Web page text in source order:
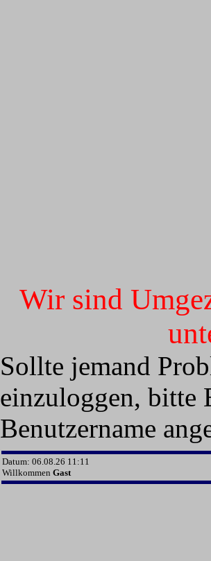
Wir sind
Sollte jemand
einzuloggen, bitte
Benutzername
Datum: 06.08.26 11:11
Willkommen Gast